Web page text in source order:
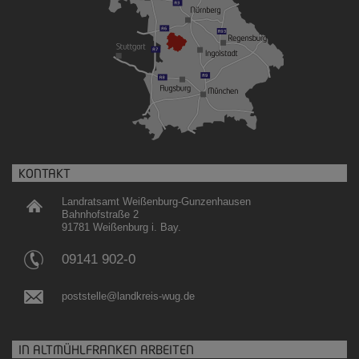
KONTAKT
Landratsamt Weißenburg-Gunzenhausen
Bahnhofstraße 2
91781 Weißenburg i. Bay.
09141 902-0
poststelle@landkreis-wug.de
IN ALTMÜHLFRANKEN ARBEITEN